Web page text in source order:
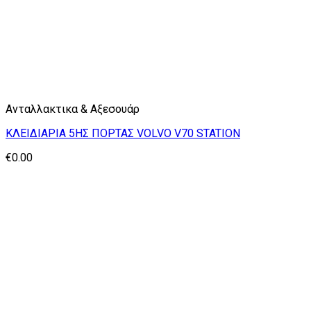
Ανταλλακτικα & Αξεσουάρ
ΚΛΕΙΔΙΑΡΙΑ 5ΗΣ ΠΟΡΤΑΣ VOLVO V70 STATION
€0.00